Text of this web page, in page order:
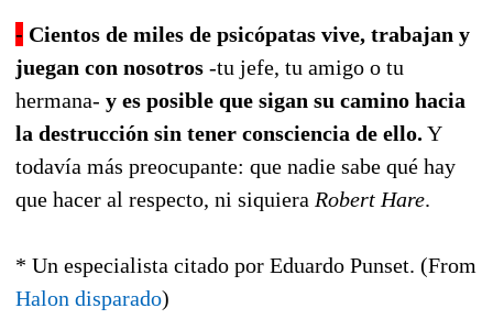
- Cientos de miles de psicópatas vive, trabajan y
juegan con nosotros -tu jefe, tu amigo o tu
hermana- y es posible que sigan su camino hacia
la destrucción sin tener consciencia de ello. Y
todavía más preocupante: que nadie sabe qué hay
que hacer al respecto, ni siquiera Robert Hare.
* Un especialista citado por Eduardo Punset. (From
Halon disparado)